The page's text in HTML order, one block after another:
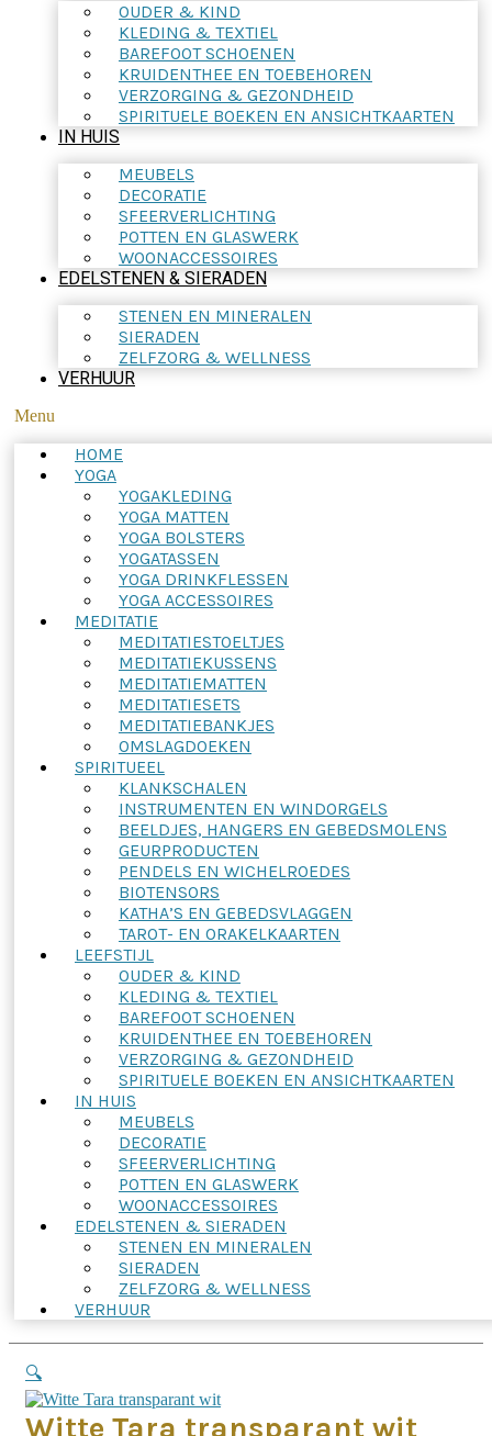
OUDER & KIND
KLEDING & TEXTIEL
BAREFOOT SCHOENEN
KRUIDENTHEE EN TOEBEHOREN
VERZORGING & GEZONDHEID
SPIRITUELE BOEKEN EN ANSICHTKAARTEN
IN HUIS
MEUBELS
DECORATIE
SFEERVERLICHTING
POTTEN EN GLASWERK
WOONACCESSOIRES
EDELSTENEN & SIERADEN
STENEN EN MINERALEN
SIERADEN
ZELFZORG & WELLNESS
VERHUUR
Menu
HOME
YOGA
YOGAKLEDING
YOGA MATTEN
YOGA BOLSTERS
YOGATASSEN
YOGA DRINKFLESSEN
YOGA ACCESSOIRES
MEDITATIE
MEDITATIESTOELTJES
MEDITATIEKUSSENS
MEDITATIEMATTEN
MEDITATIESETS
MEDITATIEBANKJES
OMSLAGDOEKEN
SPIRITUEEL
KLANKSCHALEN
INSTRUMENTEN EN WINDORGELS
BEELDJES, HANGERS EN GEBEDSMOLENS
GEURPRODUCTEN
PENDELS EN WICHELROEDES
BIOTENSORS
KATHA’S EN GEBEDSVLAGGEN
TAROT- EN ORAKELKAARTEN
LEEFSTIJL
OUDER & KIND
KLEDING & TEXTIEL
BAREFOOT SCHOENEN
KRUIDENTHEE EN TOEBEHOREN
VERZORGING & GEZONDHEID
SPIRITUELE BOEKEN EN ANSICHTKAARTEN
IN HUIS
MEUBELS
DECORATIE
SFEERVERLICHTING
POTTEN EN GLASWERK
WOONACCESSOIRES
EDELSTENEN & SIERADEN
STENEN EN MINERALEN
SIERADEN
ZELFZORG & WELLNESS
VERHUUR
🔍
Witte Tara transparant wit